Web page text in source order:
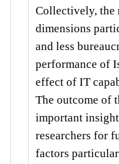
Collectively, the
dimensions
and less
performance of
effect of IT
The outcome of
important
researchers for
factors